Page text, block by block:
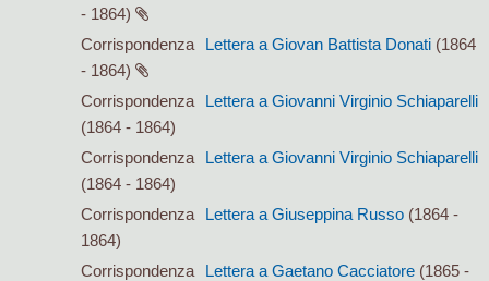
- 1864)
Corrispondenza
Lettera a Giovan Battista Donati (1864
- 1864)
Corrispondenza
Lettera a Giovanni Virginio Schiaparelli
(1864 - 1864)
Corrispondenza
Lettera a Giovanni Virginio Schiaparelli
(1864 - 1864)
Corrispondenza
Lettera a Giuseppina Russo (1864 -
1864)
Corrispondenza
Lettera a Gaetano Cacciatore (1865 -